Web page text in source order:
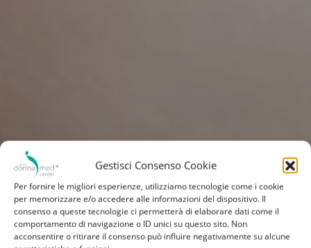
Gestisci Consenso Cookie
Per fornire le migliori esperienze, utilizziamo tecnologie come i cookie
per memorizzare e/o accedere alle informazioni del dispositivo. Il
consenso a queste tecnologie ci permetterà di elaborare dati come il
comportamento di navigazione o ID unici su questo sito. Non
acconsentire o ritirare il consenso può influire negativamente su alcune